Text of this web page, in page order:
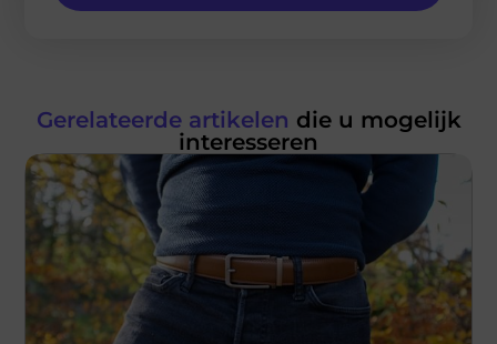
Gerelateerde artikelen die u mogelijk
interesseren